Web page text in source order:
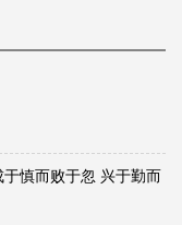
慎而败于忽 兴于勤而